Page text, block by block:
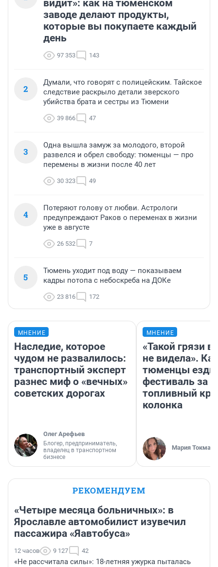
видит»: как на тюменском
заводе делают продукты,
которые вы покупаете каждый
день
97 353 143
2
Думали, что говорят с полицейским. Тайское
следствие раскрыло детали зверского
убийства брата и сестры из Тюмени
39 866 47
3
Одна вышла замуж за молодого, второй
развелся и обрел свободу: тюменцы — про
перемены в жизни после 40 лет
30 323 49
4
Потеряют голову от любви. Астрологи
предупреждают Раков о переменах в жизни
уже в августе
26 532 7
5
Тюмень уходит под воду — показываем
кадры потопа с небоскреба на ДОКе
23 816 172
МНЕНИЕ
Наследие, которое
чудом не развалилось:
транспортный эксперт
разнес миф о «вечных»
советских дорогах
Олег Арефьев
Блогер, предприниматель,
владелец в транспортном
бизнесе
МНЕНИЕ
«Такой грязи
не видела».
тюменцы
фестиваль за
топливный
колонка
Мария
РЕКОМЕНДУЕМ
«Четыре месяца больничных»: в
Ярославле автомобилист изувечил
пассажира «Яавтобуса»
12 часов 9 127 42
«Не рассчитала силы»: 18-летняя ужурка пыталась